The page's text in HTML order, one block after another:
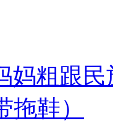
妈粗跟
鞋）